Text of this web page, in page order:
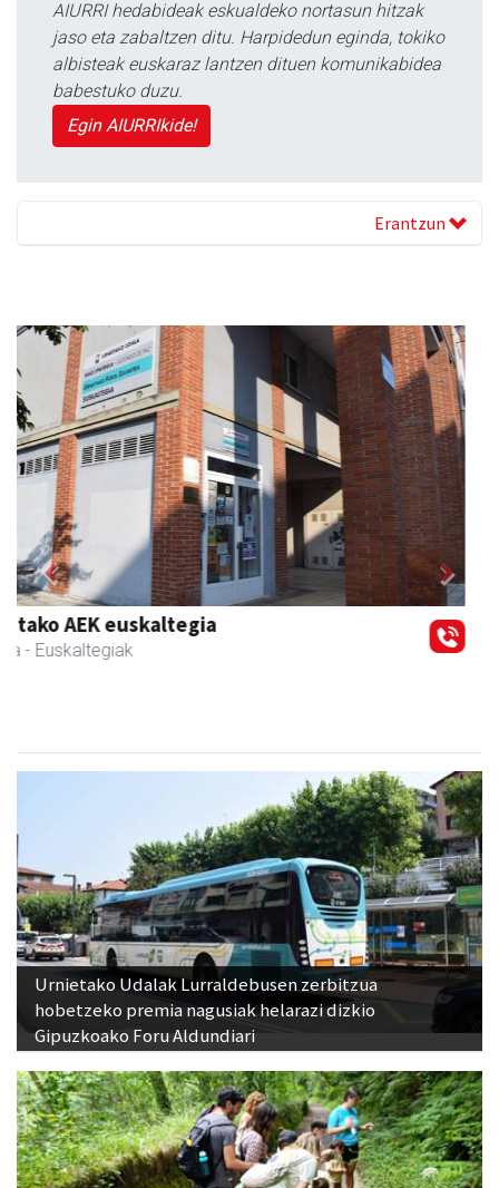
AIURRI hedabideak eskualdeko nortasun hitzak
jaso eta zabaltzen ditu. Harpidedun eginda, tokiko
albisteak euskaraz lantzen dituen komunikabidea
babestuko duzu.
Egin AIURRIkide!
Erantzun
Guria
Urnieta - Jatetxeak
Previous Next
Urnietako Udalak Lurraldebusen zerbitzua
hobetzeko premia nagusiak helarazi dizkio
Gipuzkoako Foru Aldundiari